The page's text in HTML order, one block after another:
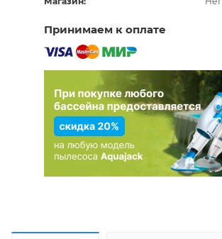
Принимаем к оплате